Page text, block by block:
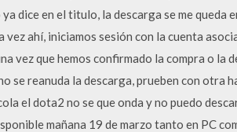
dice en el titulo, la descarga se me queda
ahí, iniciamos sesión con la cuenta
vez que hemos confirmado la compra o la
se reanuda la descarga, prueben con otra
el dota2 no se que onda y no puedo
mañana 19 de marzo tanto en PC